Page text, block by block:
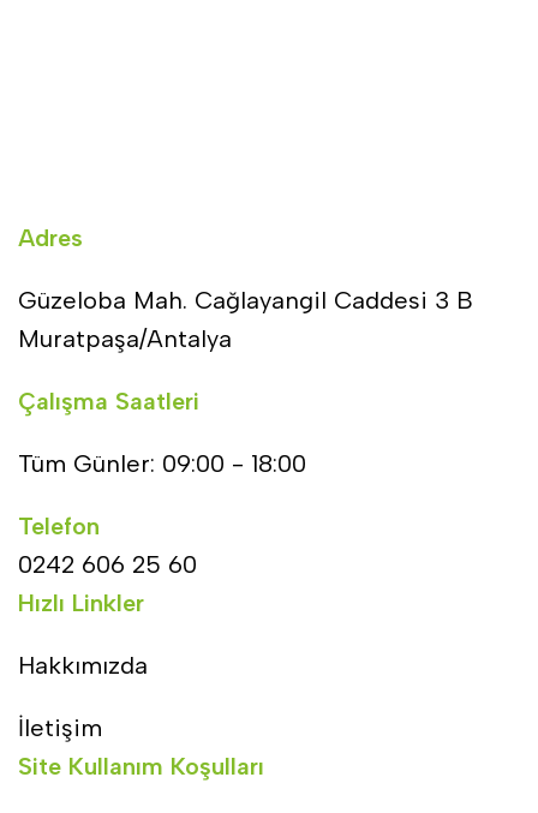
Adres
Güzeloba Mah. Cağlayangil Caddesi 3 B
Muratpaşa/Antalya
Çalışma Saatleri
Tüm Günler: 09:00 - 18:00
Telefon
0242 606 25 60
Hızlı Linkler
Hakkımızda
İletişim
Site Kullanım Koşulları